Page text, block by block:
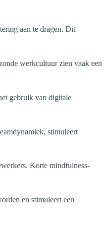
aan te dragen. Dit
werkcultuur zien vaak een
gebruik van digitale
stimuleert
Korte mindfulness-
en stimuleert een